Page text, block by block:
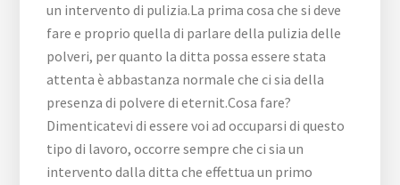
un intervento di pulizia.La prima cosa che si deve
fare e proprio quella di parlare della pulizia delle
polveri, per quanto la ditta possa essere stata
attenta è abbastanza normale che ci sia della
presenza di polvere di eternit.Cosa fare?
Dimenticatevi di essere voi ad occuparsi di questo
tipo di lavoro, occorre sempre che ci sia un
intervento dalla ditta che effettua un primo